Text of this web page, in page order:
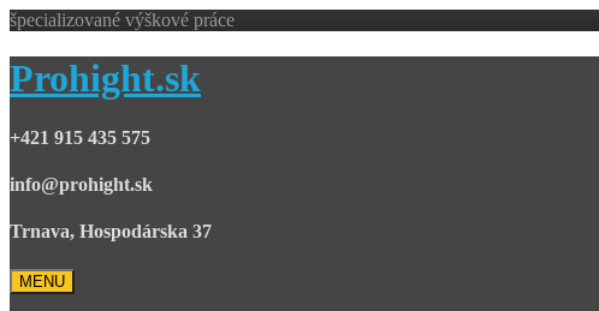
špecializované výškové práce
Prohight.sk
+421 915 435 575
info@prohight.sk
Trnava, Hospodárska 37
MENU